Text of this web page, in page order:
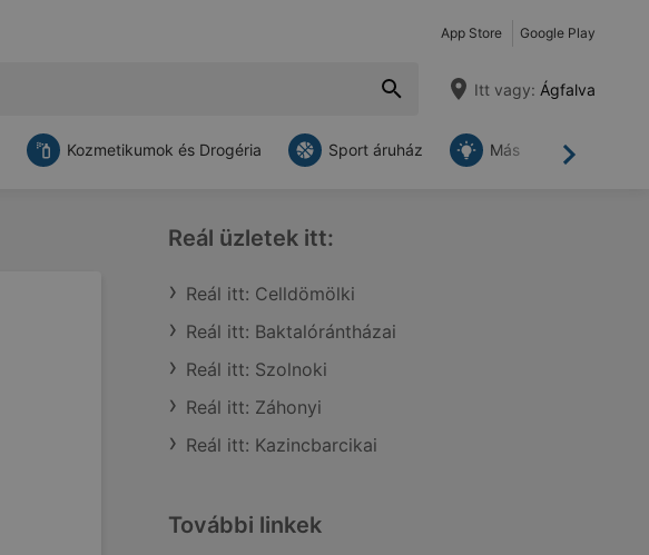
App Store Google Play
Itt vagy: Ágfalva
Tovább
Kozmetikumok és Drogéria Sport áruház Más
Reál üzletek itt:
Reál itt: Celldömölki
Reál itt: Baktalórántházai
Reál itt: Szolnoki
Reál itt: Záhonyi
Reál itt: Kazincbarcikai
További linkek